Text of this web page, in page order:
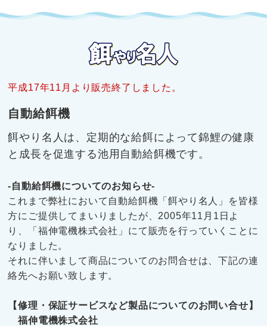
平成17年11月より販売終了しました。
自動給餌機
餌やり名人は、定期的な給餌によって錦鯉の健康
と成長を促進する池用自動給餌機です。
-自動給餌機についてのお知らせ-
これまで弊社において自動給餌機「餌やり名人」を皆様
方にご提供してまいりましたが、2005年11月1日よ
り、「福伸電機株式会社」にて販売を行っていくことに
なりました。
それに伴いまして商品についてのお問合せは、下記の連
絡先へお願い致します。
【修理・保証サービスなど製品についてのお問い合せ】
福伸電機株式会社